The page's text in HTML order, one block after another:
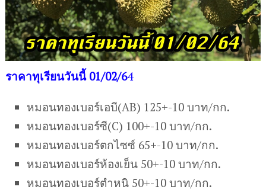
ราคาทุเรียนวันนี้ 01/02/64
หมอนทองเบอร์เอบี(AB) 125+-10 บาท/กก.
หมอนทองเบอร์ซี(C) 100+-10 บาท/กก.
หมอนทองเบอร์ตกไซซ์ 65+-10 บาท/กก.
หมอนทองเบอร์ห้องเย็น 50+-10 บาท/กก.
หมอนทองเบอร์ตำหนิ 50+-10 บาท/กก.